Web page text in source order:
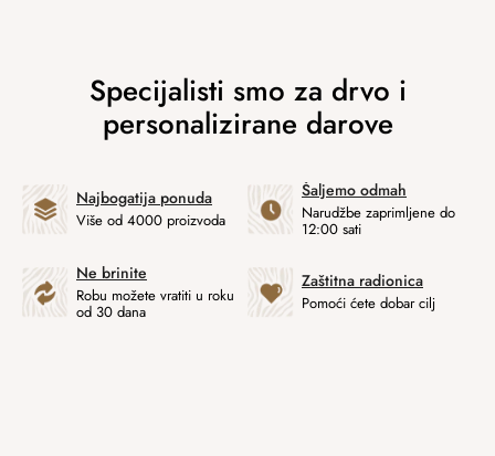
Najbogatija ponuda
Više od 4000 proizvoda
Šaljemo odmah
Narudžbe zaprimljene do
12:00 sati
Ne brinite
Robu možete vratiti u roku
od 30 dana
Zaštitna radionica
Pomoći ćete dobar cilj